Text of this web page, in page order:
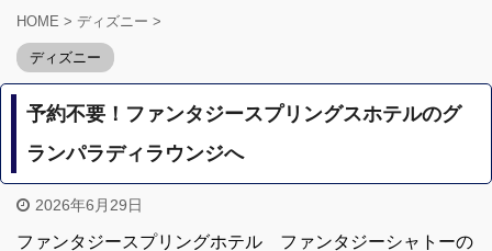
HOME > ディズニー >
ディズニー
予約不要！ファンタジースプリングスホテルのグ
ランパラディラウンジへ
2026年6月29日
ファンタジースプリングホテル ファンタジーシャトーの